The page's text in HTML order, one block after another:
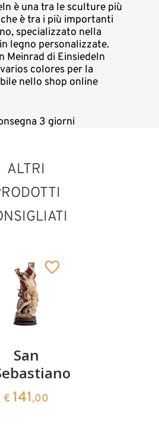
è una tra le sculture più
è tra i più importanti
specializzato nella
legno personalizzate.
Meinrad di Einsiedeln
colores per la
nello shop online
3 giorni
ALTRI
San
€ 141,00